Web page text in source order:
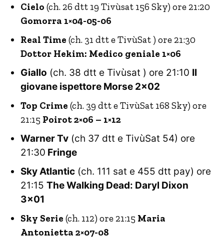
Cielo (ch. 26 dtt 19 Tivùsat 156 Sky) ore 21:20
Gomorra 1×04-05-06
Real Time (ch. 31 dtt e TivùSat ) ore 21:30
Dottor Hekim: Medico geniale 1×06
Giallo (ch. 38 dtt e Tivùsat ) ore 21:10 Il
giovane ispettore Morse 2×02
Top Crime (ch. 39 dtt e TivùSat 168 Sky) ore
21:15 Poirot 2×06 – 1×12
Warner Tv (ch 37 dtt e TivùSat 54) ore
21:30 Fringe
Sky Atlantic (ch. 111 sat e 455 dtt pay) ore
21:15 The Walking Dead: Daryl Dixon
3×01
Sky Serie (ch. 112) ore 21:15 Maria
Antonietta 2×07-08